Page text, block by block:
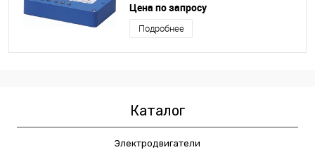
Цена по запросу
Подробнее
Каталог
Электродвигатели